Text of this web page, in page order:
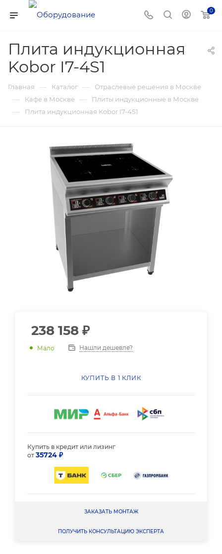
0
Плита индукционная
Kobor I7-4S1
Главная — Каталог — Отраслевые решения в Москве
— Кафе в Москве — Плиты индукционные в Москве
— Плита индукционная Kobor I7-4S1
238 158 ₽
Мало Нашли дешевле?
КУПИТЬ В 1 КЛИК
Купить в кредит или лизинг
от 35724 ₽
ЗАКАЗАТЬ МОНТАЖ
ПОЛУЧИТЬ КОНСУЛЬТАЦИЮ ЭКСПЕРТА